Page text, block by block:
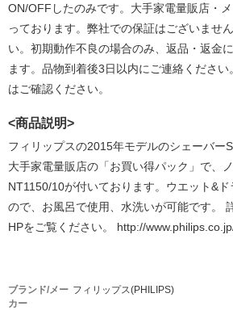
ON/OFFしたのみです。大手家電量販店・
っております。弊社での保証はございませ
い。初期動作不良の場合のみ、返品・返金
ます。品物到着後3日以内にご連絡くださ
はご確認ください。
<商品説明>
フィリップスの2015年モデルのシェーバー
大手家電量販店の「お買い得パック」で、
NT1150/10が付いております。ウエット&
ので、お風呂で使用、水洗いが可能です。
HPをご覧ください。 http://
ブランド/メー
カー
フィリップス(PHILIPS)